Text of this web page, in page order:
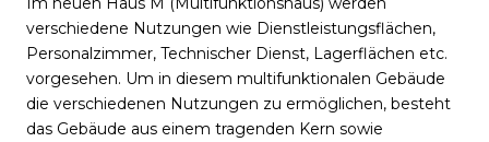
verschiedene Nutzungen wie Dienstleistungsflächen,
Personalzimmer, Technischer Dienst, Lagerflächen etc.
vorgesehen. Um in diesem multifunktionalen Gebäude
die verschiedenen Nutzungen zu ermöglichen, besteht
das Gebäude aus einem tragenden Kern sowie